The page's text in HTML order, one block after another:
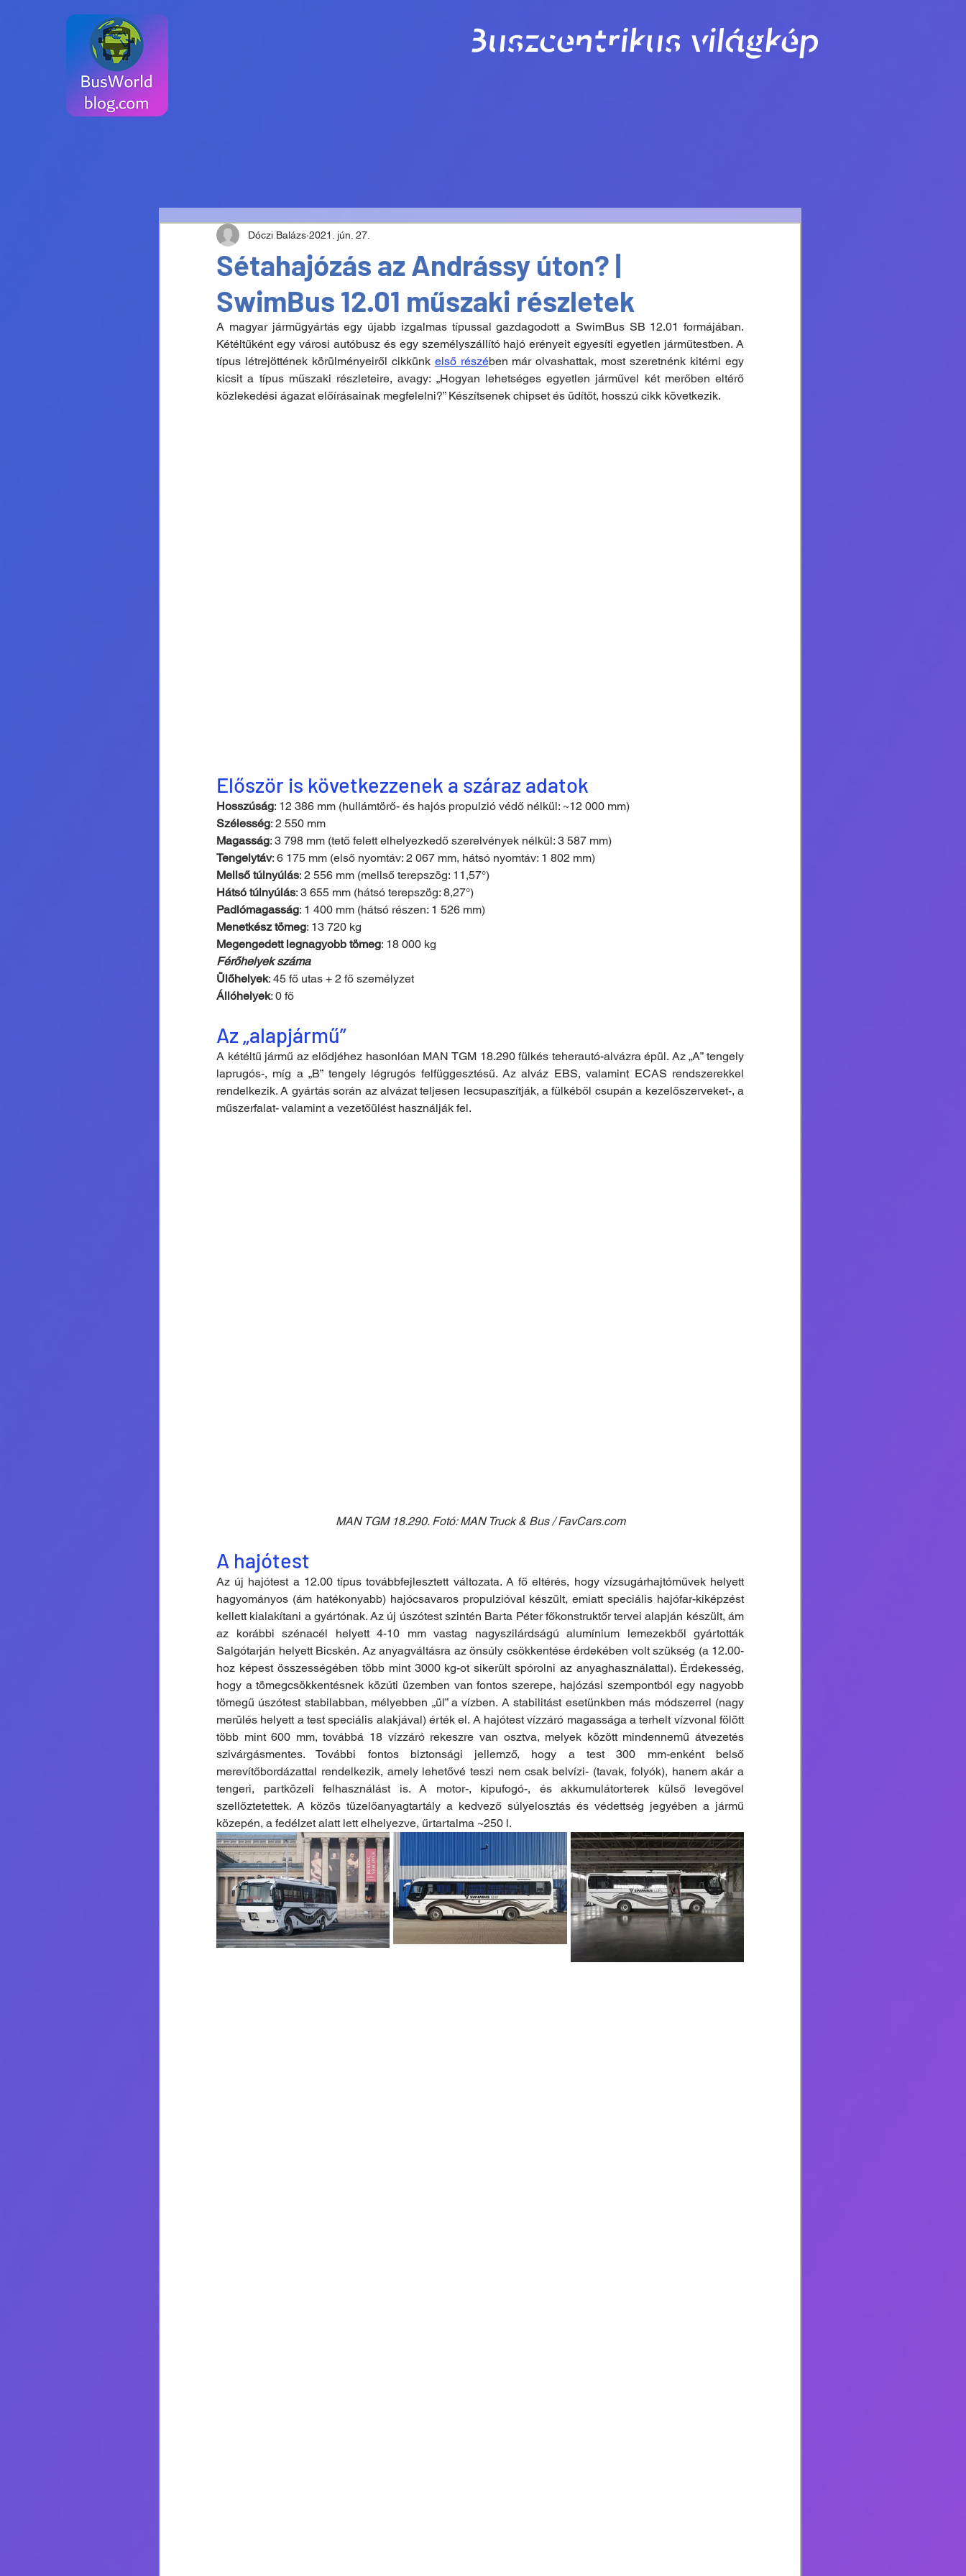
Buszcentrikus világkép
Sétahajózás az Andrássy úton? |
SwimBus 12.01 műszaki részletek
Dóczi Balázs 2021. jún. 27.
A magyar járműgyártás egy újabb izgalmas típussal gazdagodott a SwimBus SB 12.01 formájában.
Kétéltűként egy városi autóbusz és egy személyszállító hajó erényeit egyesíti egyetlen járműtestben. A
típus létrejöttének körülményeiről cikkünk első részében már olvashattak, most szeretnénk kitérni egy
kicsit a típus műszaki részleteire, avagy: „Hogyan lehetséges egyetlen járművel két merőben eltérő
közlekedési ágazat előírásainak megfelelni?” Készítsenek chipset és üdítőt, hosszú cikk következik.
Először is következzenek a száraz adatok
Hosszúság: 12 386 mm (hullámtörő- és hajós propulzió védő nélkül: ~12 000 mm)
Szélesség: 2 550 mm
Magasság: 3 798 mm (tető felett elhelyezkedő szerelvények nélkül: 3 587 mm)
Tengelytáv: 6 175 mm (első nyomtáv: 2 067 mm, hátsó nyomtáv: 1 802 mm)
Mellső túlnyúlás: 2 556 mm (mellső terepszög: 11,57°)
Hátsó túlnyúlás: 3 655 mm (hátsó terepszög: 8,27°)
Padlómagasság: 1 400 mm (hátsó részen: 1 526 mm)
Menetkész tömeg: 13 720 kg
Megengedett legnagyobb tömeg: 18 000 kg
Férőhelyek száma
Ülőhelyek: 45 fő utas + 2 fő személyzet
Állóhelyek: 0 fő
Az „alapjármű”
A kétéltű jármű az elődjéhez hasonlóan MAN TGM 18.290 fülkés teherautó-alvázra épül. Az „A” tengely
laprugós-, míg a „B” tengely légrugós felfüggesztésű. Az alváz EBS, valamint ECAS rendszerekkel
rendelkezik. A gyártás során az alvázat teljesen lecsupaszítják, a fülkéből csupán a kezelőszerveket-, a
műszerfalat- valamint a vezetőülést használják fel.
MAN TGM 18.290. Fotó: MAN Truck & Bus / FavCars.com
A hajótest
Az új hajótest a 12.00 típus továbbfejlesztett változata. A fő eltérés, hogy vízsugárhajtóművek helyett
hagyományos (ám hatékonyabb) hajócsavaros propulzióval készült, emiatt speciális hajófar-kiképzést
kellett kialakítani a gyártónak. Az új úszótest szintén Barta Péter főkonstruktőr tervei alapján készült, ám
az korábbi szénacél helyett 4-10 mm vastag nagyszilárdságú alumínium lemezekből gyártották
Salgótarján helyett Bicskén. Az anyagváltásra az önsúly csökkentése érdekében volt szükség (a 12.00-
hoz képest összességében több mint 3000 kg-ot sikerült spórolni az anyaghasználattal). Érdekesség,
hogy a tömegcsökkentésnek közúti üzemben van fontos szerepe, hajózási szempontból egy nagyobb
tömegű úszótest stabilabban, mélyebben „ül” a vízben. A stabilitást esetünkben más módszerrel (nagy
merülés helyett a test speciális alakjával) érték el. A hajótest vízzáró magassága a terhelt vízvonal fölött
több mint 600 mm, továbbá 18 vízzáró rekeszre van osztva, melyek között mindennemű átvezetés
szivárgásmentes. További fontos biztonsági jellemző, hogy a test 300 mm-enként belső
merevítőbordázattal rendelkezik, amely lehetővé teszi nem csak belvízi- (tavak, folyók), hanem akár a
tengeri, partközeli felhasználást is. A motor-, kipufogó-, és akkumulátorterek külső levegővel
szellőztetettek. A közös tüzelőanyagtartály a kedvező súlyelosztás és védettség jegyében a jármű
közepén, a fedélzet alatt lett elhelyezve, űrtartalma ~250 l.